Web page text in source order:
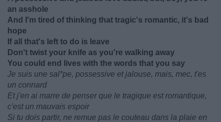
an asshole
And I'm tired of thinking that tragic's romantic, it's bad
hope
If all that's left to do is leave
Don't twist your knife as you're walking away
You could end lives with the words that you say
Je suis une sal*pe, possessive et jalouse, mais, mec, t'es
un connard
Et j'en ai marre de penser que le tragique est romantique,
c'est un mauvais espoir
Si tu dois partir, ne remue pas le couteau dans la plaie en